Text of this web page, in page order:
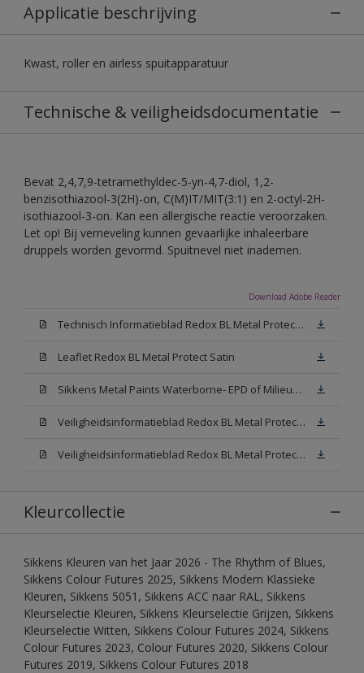
Applicatie beschrijving
Kwast, roller en airless spuitapparatuur
Technische & veiligheidsdocumentatie
Bevat 2,4,7,9-tetramethyldec-5-yn-4,7-diol, 1,2-
benzisothiazool-3(2H)-on, C(M)IT/MIT(3:1) en 2-octyl-2H-
isothiazool-3-on. Kan een allergische reactie veroorzaken.
Let op! Bij verneveling kunnen gevaarlijke inhaleerbare
druppels worden gevormd. Spuitnevel niet inademen.
Download Adobe Reader
Technisch Informatieblad Redox BL Metal Protect (PDF)
Leaflet Redox BL Metal Protect Satin
Sikkens Metal Paints Waterborne- EPD of Milieuproductverklaring
Veiligheidsinformatieblad Redox BL Metal Protect Satin N00 (MSDS)
Veiligheidsinformatieblad Redox BL Metal Protect Satin White W05 (MSDS)
Kleurcollectie
Sikkens Kleuren van het Jaar 2026 - The Rhythm of Blues,
Sikkens Colour Futures 2025, Sikkens Modern Klassieke
Kleuren, Sikkens 5051, Sikkens ACC naar RAL, Sikkens
Kleurselectie Kleuren, Sikkens Kleurselectie Grijzen, Sikkens
Kleurselectie Witten, Sikkens Colour Futures 2024, Sikkens
Colour Futures 2023, Colour Futures 2020, Sikkens Colour
Futures 2019, Sikkens Colour Futures 2018